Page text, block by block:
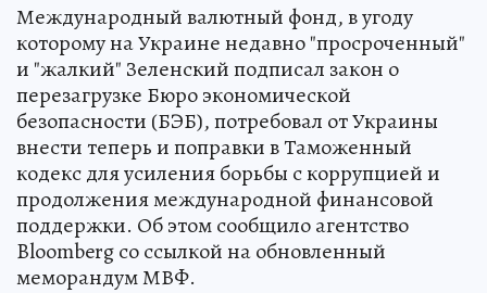
Международный валютный фонд, в угоду
которому на Украине недавно "просроченный"
и "жалкий" Зеленский подписал закон о
перезагрузке Бюро экономической
безопасности (БЭБ), потребовал от Украины
внести теперь и поправки в Таможенный
кодекс для усиления борьбы с коррупцией и
продолжения международной финансовой
поддержки. Об этом сообщило агентство
Bloomberg со ссылкой на обновленный
меморандум МВФ.